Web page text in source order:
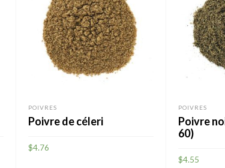
POIVRES
Poivre de céleri
$4.76
POIVRES
Poivre
60)
$4.55